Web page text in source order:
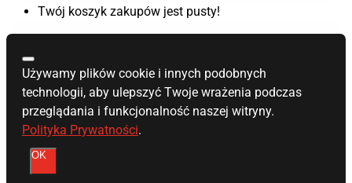
Twój koszyk zakupów jest pusty!
Używamy plików cookie i innych podobnych
technologii, aby ulepszyć Twoje wrażenia podczas
przeglądania i funkcjonalność naszej witryny.
Polityka Prywatności.
OK